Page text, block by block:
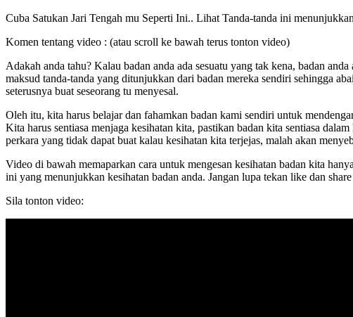
Cuba Satukan Jari Tengah mu Seperti Ini.. Lihat Tanda-tanda ini
Komen tentang video : (atau scroll ke bawah terus tonton video)
Adakah anda tahu? Kalau badan anda ada sesuatu yang tak kena, badan
maksud tanda-tanda yang ditunjukkan dari badan mereka sendiri sehingga
seterusnya buat seseorang tu menyesal.
Oleh itu, kita harus belajar dan fahamkan badan kami sendiri untuk
Kita harus sentiasa menjaga kesihatan kita, pastikan badan kita sentiasa
perkara yang tidak dapat buat kalau kesihatan kita terjejas, malah akan
Video di bawah memaparkan cara untuk mengesan kesihatan badan kita
ini yang menunjukkan kesihatan badan anda. Jangan lupa tekan like dan
Sila tonton video: